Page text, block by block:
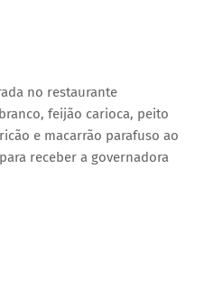
no restaurante
feijão carioca, peito
e macarrão parafuso ao
receber a governadora